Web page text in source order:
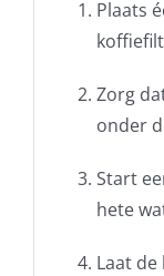
Plaats
Zorg
onder
Start
hete
Laat